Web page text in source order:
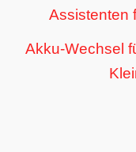
Assistenten
Akku-Wechsel